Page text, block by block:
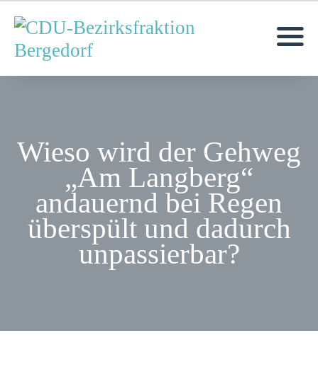
Wieso wird der Gehweg
„Am Langberg“
andauernd bei Regen
überspült und dadurch
unpassierbar?
MITGLIEDER
ANFRAGEN & ANTRÄGE
TERMINE
KONTAKT
KREISVERBAND